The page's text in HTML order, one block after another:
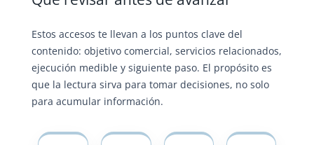
Estos accesos te llevan a los puntos clave del
contenido: objetivo comercial, servicios relacionados,
ejecución medible y siguiente paso. El propósito es
que la lectura sirva para tomar decisiones, no solo
para acumular información.